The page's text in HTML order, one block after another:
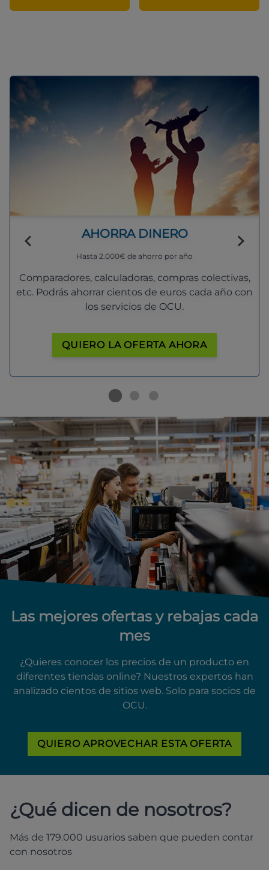
AHORRA DINERO
Hasta 2.000€ de ahorro por año
Comparadores, calculadoras, compras colectivas,
etc. Podrás ahorrar cientos de euros cada año con
los servicios de OCU.
QUIERO LA OFERTA AHORA
Las mejores ofertas y rebajas cada
mes
¿Quieres conocer los precios de un producto en
diferentes tiendas online? Nuestros expertos han
analizado cientos de sitios web. Solo para socios de
OCU.
QUIERO APROVECHAR ESTA OFERTA
¿Qué dicen de nosotros?
Más de 179.000 usuarios saben que pueden contar
con nosotros